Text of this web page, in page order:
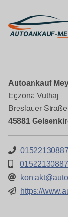
Autoankauf
Egzona Vuthaj
Breslauer
45881
https://